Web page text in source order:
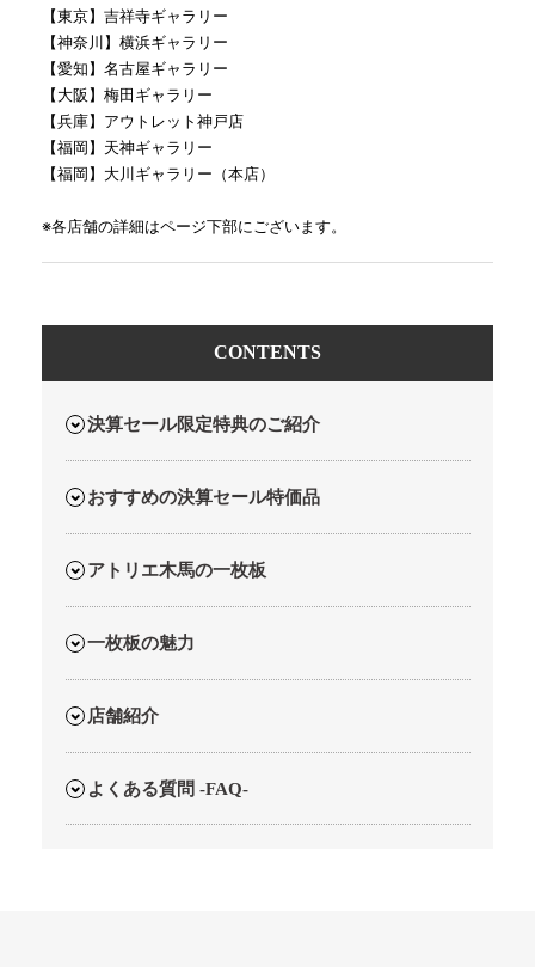
【東京】吉祥寺ギャラリー
【神奈川】横浜ギャラリー
【愛知】名古屋ギャラリー
【大阪】梅田ギャラリー
【兵庫】アウトレット神戸店
【福岡】天神ギャラリー
【福岡】大川ギャラリー（本店）
※各店舗の詳細はページ下部にございます。
CONTENTS
決算セール限定特典のご紹介
おすすめの決算セール特価品
アトリエ木馬の一枚板
一枚板の魅力
店舗紹介
よくある質問 -FAQ-